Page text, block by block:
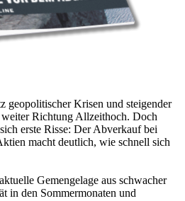
geopolitischer Krisen und steigender
Richtung Allzeithoch. Doch
erste Risse: Der Abverkauf bei
macht deutlich, wie schnell sich
Gemengelage aus schwacher
in den Sommermonaten und